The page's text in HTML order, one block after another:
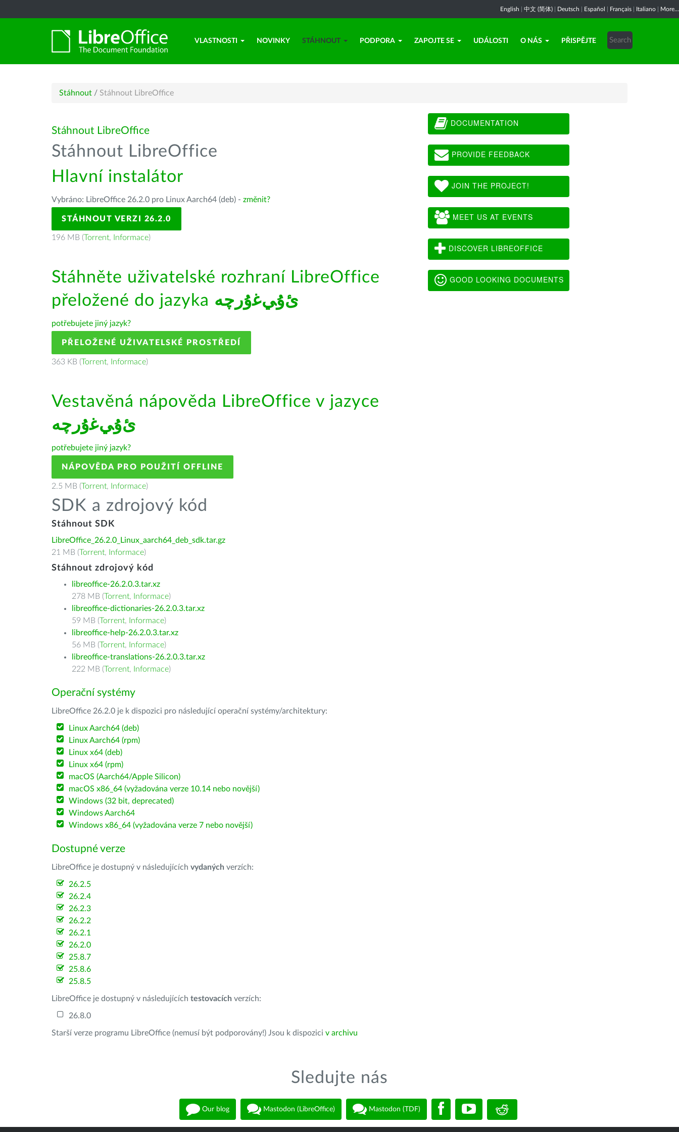
English 中文 (简体) Deutsch Español Français Italiano More...
VLASTNOSTI NOVINKY STÁHNOUT PODPORA ZAPOJTE SE UDÁLOSTI O NÁS PŘISPĚJTE
Stáhnout / Stáhnout LibreOffice
Stáhnout LibreOffice
Stáhnout LibreOffice
Hlavní instalátor
Vybráno: LibreOffice 26.2.0 pro Linux Aarch64 (deb) - změnit?
STÁHNOUT VERZI 26.2.0
196 MB (Torrent, Informace)
Stáhněte uživatelské rozhraní LibreOffice
přeložené do jazyka ﺉۇﻲﻏۇﺭچە
potřebujete jiný jazyk?
PŘELOŽENÉ UŽIVATELSKÉ PROSTŘEDÍ
363 KB (Torrent, Informace)
Vestavěná nápověda LibreOffice v jazyce
ﺉۇﻲﻏۇﺭچە
potřebujete jiný jazyk?
NÁPOVĚDA PRO POUŽITÍ OFFLINE
2.5 MB (Torrent, Informace)
SDK a zdrojový kód
Stáhnout SDK
LibreOffice_26.2.0_Linux_aarch64_deb_sdk.tar.gz
21 MB (Torrent, Informace)
Stáhnout zdrojový kód
libreoffice-26.2.0.3.tar.xz
278 MB (Torrent, Informace)
libreoffice-dictionaries-26.2.0.3.tar.xz
59 MB (Torrent, Informace)
libreoffice-help-26.2.0.3.tar.xz
56 MB (Torrent, Informace)
libreoffice-translations-26.2.0.3.tar.xz
222 MB (Torrent, Informace)
Operační systémy
LibreOffice 26.2.0 je k dispozici pro následující operační systémy/architektury:
Linux Aarch64 (deb)
Linux Aarch64 (rpm)
Linux x64 (deb)
Linux x64 (rpm)
macOS (Aarch64/Apple Silicon)
macOS x86_64 (vyžadována verze 10.14 nebo novější)
Windows (32 bit, deprecated)
Windows Aarch64
Windows x86_64 (vyžadována verze 7 nebo novější)
Dostupné verze
LibreOffice je dostupný v následujících vydaných verzích:
26.2.5
26.2.4
26.2.3
26.2.2
26.2.1
26.2.0
25.8.7
25.8.6
25.8.5
LibreOffice je dostupný v následujících testovacích verzích:
26.8.0
Starší verze programu LibreOffice (nemusí být podporovány!) Jsou k dispozici v archivu
DOCUMENTATION
PROVIDE FEEDBACK
JOIN THE PROJECT!
MEET US AT EVENTS
DISCOVER LIBREOFFICE
GOOD LOOKING DOCUMENTS
Sledujte nás
Our blog Mastodon (LibreOffice) Mastodon (TDF)